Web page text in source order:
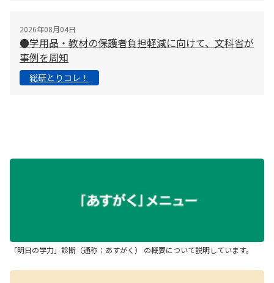
2026年08月04日
●学用品・教材の保護者負担軽減に向けて、文科省が
事例を周知
総研とりコレ！
「明日の学力」診断（通称：あすがく） の概要について説明しています。